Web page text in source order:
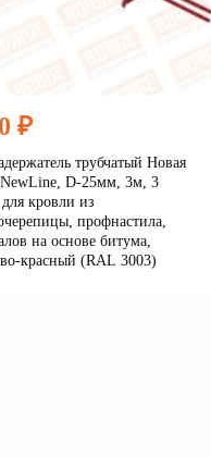
₽
трубчатый Новая
D-25мм, 3м, 3
кровли из
профнастила,
на основе битума,
красный (RAL 3003)